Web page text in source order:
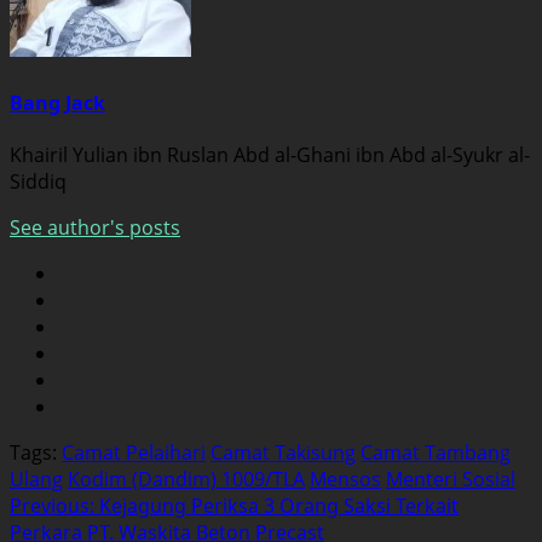
Bang Jack
Khairil Yulian ibn Ruslan Abd al-Ghani ibn Abd al-Syukr al-
Siddiq
See author's posts
Tags: Camat Pelaihari Camat Takisung Camat Tambang
Ulang Kodim (Dandim) 1009/TLA Mensos Menteri Sosial
Post
Previous: Kejagung Periksa 3 Orang Saksi Terkait
Perkara PT. Waskita Beton Precast